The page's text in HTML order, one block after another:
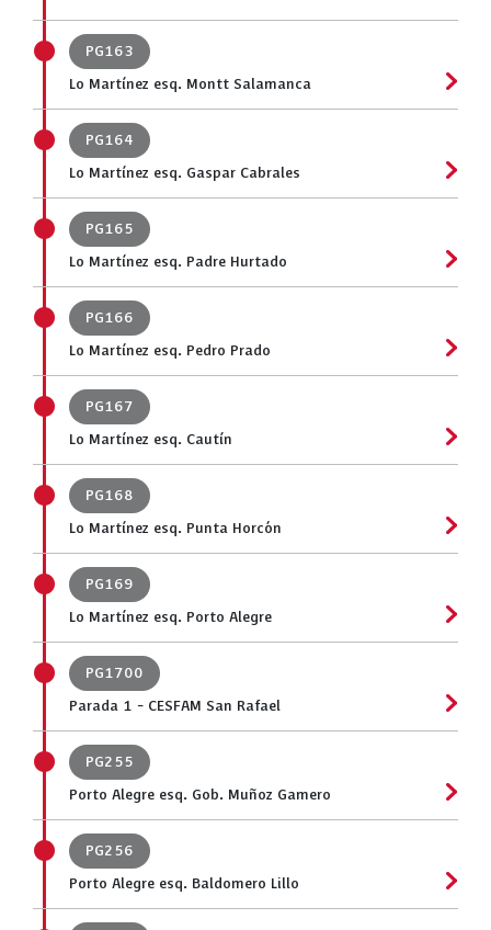
PG163
Lo Martínez esq. Montt Salamanca
PG164
Lo Martínez esq. Gaspar Cabrales
PG165
Lo Martínez esq. Padre Hurtado
PG166
Lo Martínez esq. Pedro Prado
PG167
Lo Martínez esq. Cautín
PG168
Lo Martínez esq. Punta Horcón
PG169
Lo Martínez esq. Porto Alegre
PG1700
Parada 1 - CESFAM San Rafael
PG255
Porto Alegre esq. Gob. Muñoz Gamero
PG256
Porto Alegre esq. Baldomero Lillo